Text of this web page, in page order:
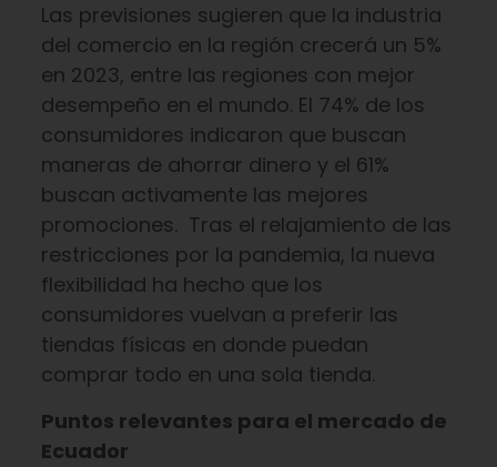
Las previsiones sugieren que la industria
del comercio en la región crecerá un 5%
en 2023, entre las regiones con mejor
desempeño en el mundo. El 74% de los
consumidores indicaron que buscan
maneras de ahorrar dinero y el 61%
buscan activamente las mejores
promociones. Tras el relajamiento de las
restricciones por la pandemia, la nueva
flexibilidad ha hecho que los
consumidores vuelvan a preferir las
tiendas físicas en donde puedan
comprar todo en una sola tienda.
Puntos relevantes para el mercado de
Ecuador